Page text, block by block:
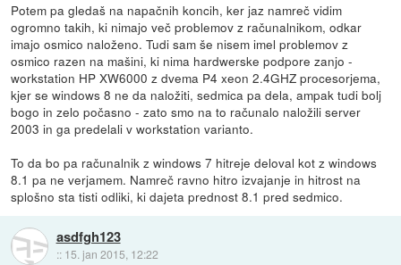
Potem pa gledaš na napačnih koncih, ker jaz namreč vidim
ogromno takih, ki nimajo več problemov z računalnikom, odkar
imajo osmico naloženo. Tudi sam še nisem imel problemov z
osmico razen na mašini, ki nima hardwerske podpore zanjo -
workstation HP XW6000 z dvema P4 xeon 2.4GHZ procesorjema,
kjer se windows 8 ne da naložiti, sedmica pa dela, ampak tudi bolj
bogo in zelo počasno - zato smo na to računalo naložili server
2003 in ga predelali v workstation varianto.
To da bo pa računalnik z windows 7 hitreje deloval kot z windows
8.1 pa ne verjamem. Namreč ravno hitro izvajanje in hitrost na
splošno sta tisti odliki, ki dajeta prednost 8.1 pred sedmico.
asdfgh123
:: 15. jan 2015, 12:22